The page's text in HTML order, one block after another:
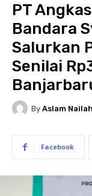
PT
Bandara
Salurkan
Senilai
By Aslam Nailah
Facebook